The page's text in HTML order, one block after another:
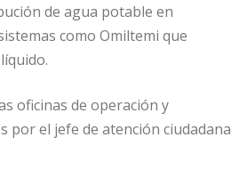
de agua potable en
como Omiltemi que
oficinas de operación y
por el jefe de atención ciudadana